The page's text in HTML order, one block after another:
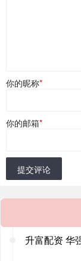
你的昵称*
你的邮箱*
提交评论
升富配资 华